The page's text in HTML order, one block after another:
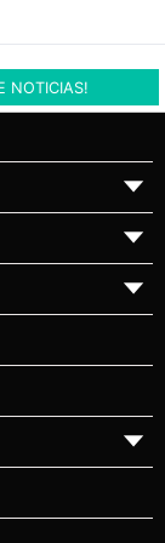
NOTICIAS!
▼
▼
▼
▼